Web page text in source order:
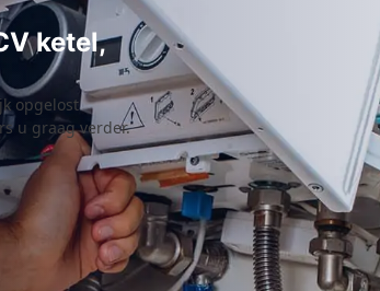
vloer zo min mogelijk vies
wordt en ruimen alles netjes op
incl mijn radiator. Nadat alles
klaar was kreeg ik netje uitleg
van de ketel en uiteraard het
garantiebewijs. Werd nog netjes
na gebeld of alles goed was
gegaan. Dank Bouma voor je
snelle en goede service.
ketel,
opgelost
u graag verder.